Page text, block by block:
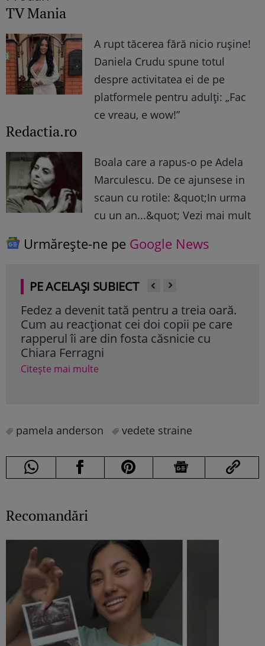
TV Mania
A rupt tăcerea fără nicio rușine!
Daniela Crudu spune totul
despre activitatea ei de pe
platformele pentru adulți: „Fac
ce vreau, e wow!”
Redactia.ro
Boala care a rapus-o pe Adela
Marculescu. De ce ajunsese in
scaun cu rotile: &quot;In urma
cu un an...&quot; Vezi mai mult
Urmărește-ne pe Google News
PE ACELAȘI SUBIECT
Brenda Fricker, „Doamna cu porumbeii”
din „Singur acasă 2”, a murit la 81 de ani
Citește mai multe
pamela anderson vedete straine
Recomandări